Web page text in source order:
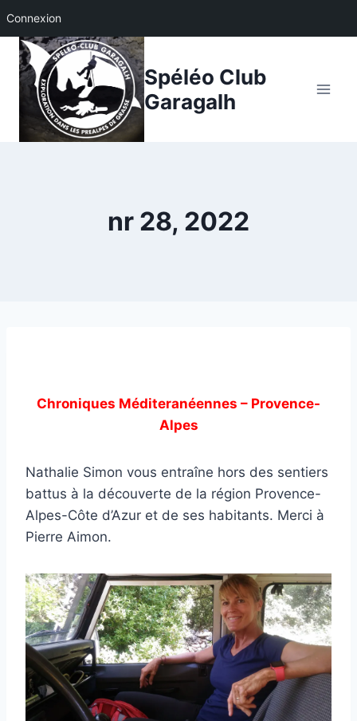
Connexion
Aller
contenu
Spéléo Club
Garagalh
nr 28, 2022
Chroniques Méditeranéennes – Provence-
Alpes
Nathalie Simon vous entraîne hors des sentiers
battus à la découverte de la région Provence-
Alpes-Côte d’Azur et de ses habitants. Merci à
Pierre Aimon.